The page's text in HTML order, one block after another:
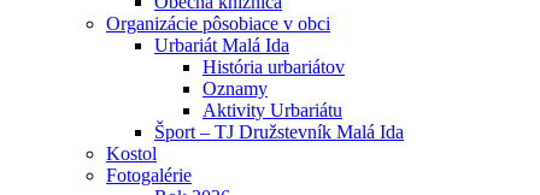
Organizácie pôsobiace v obci
Urbariát Malá Ida
História urbariátov
Oznamy
Aktivity Urbariátu
Šport – TJ Družstevník Malá Ida
Kostol
Fotogalérie